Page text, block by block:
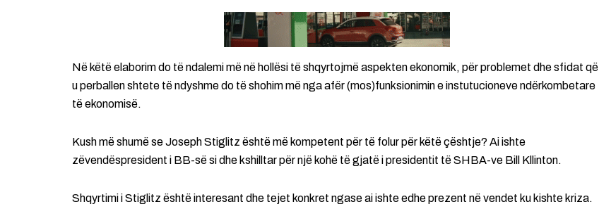
Në këtë elaborim do të ndalemi më në hollësi të shqyrtojmë aspekten ekonomik, për problemet dhe sfidat që
u perballen shtete të ndyshme do të shohim më nga afër (mos)funksionimin e instutucioneve ndërkombetare
të ekonomisë.
Kush më shumë se Joseph Stiglitz është më kompetent për të folur për këtë çështje? Ai ishte
zëvendëspresident i BB-së si dhe kshilltar për një kohë të gjatë i presidentit të SHBA-ve Bill Kllinton.
Shqyrtimi i Stiglitz është interesant dhe tejet konkret ngase ai ishte edhe prezent në vendet ku kishte kriza.